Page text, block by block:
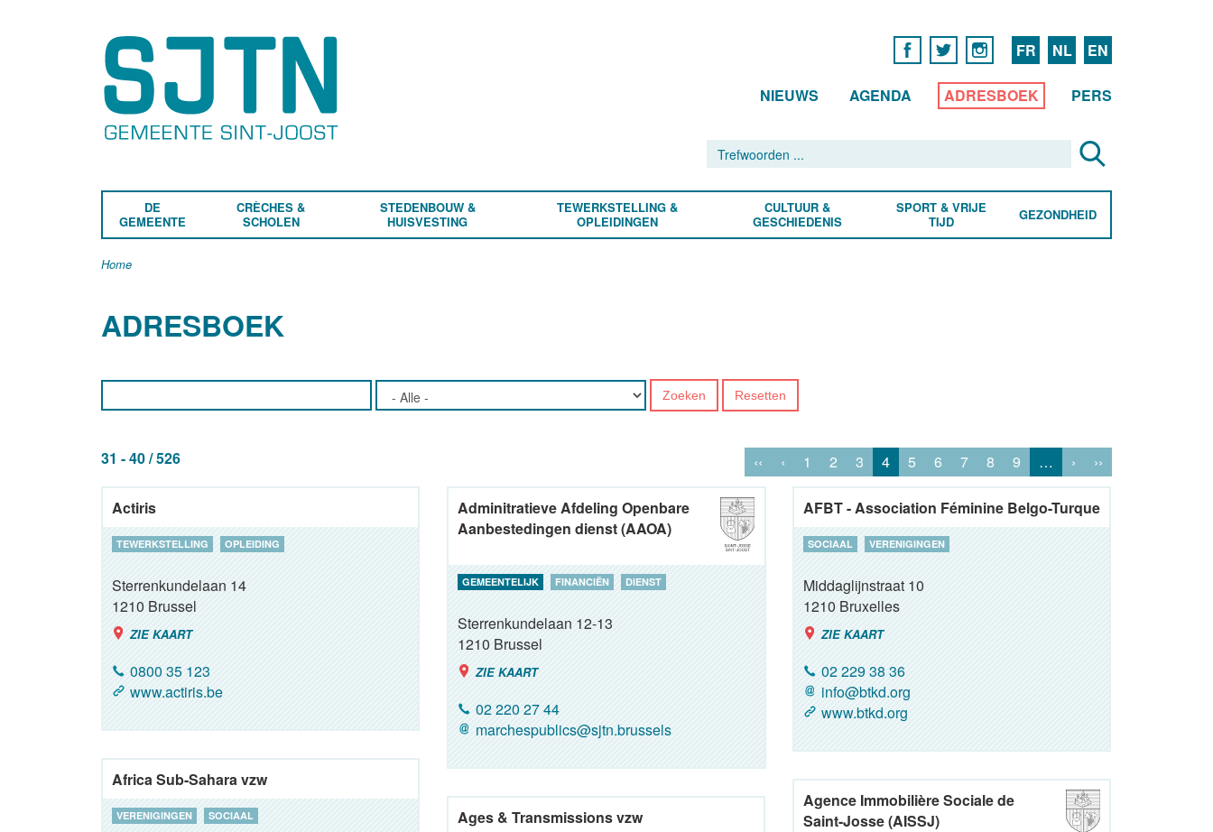
FR NL EN
NIEUWS AGENDA ADRESBOEK PERS
DE
GEMEENTE
CRÈCHES &
SCHOLEN
STEDENBOUW &
HUISVESTING
TEWERKSTELLING &
OPLEIDINGEN
CULTUUR &
GESCHIEDENIS
SPORT & VRIJE
TIJD
GEZONDHEID
Home
ADRESBOEK
Zoeken Resetten
31 - 40 / 526 ‹‹ ‹ 1 2 3 4 5 6 7 8 9 … › ››
Actiris
TEWERKSTELLING OPLEIDING
Sterrenkundelaan 14
1210Brussel
ZIE KAART
0800 35 123
www.actiris.be
Adminitratieve Afdeling Openbare
Aanbestedingen dienst (AAOA)
GEMEENTELIJK FINANCIËN DIENST
Sterrenkundelaan 12-13
1210Brussel
ZIE KAART
02 220 27 44
marchespublics@sjtn.brussels
AFBT - Association Féminine Belgo-Turque
SOCIAAL VERENIGINGEN
Middaglijnstraat 10
1210Bruxelles
ZIE KAART
02 229 38 36
info@btkd.org
www.btkd.org
Africa Sub-Sahara vzw
VERENIGINGEN SOCIAAL
Agence Immobilière Sociale de
Saint-Josse (AISSJ)
Ages & Transmissions vzw